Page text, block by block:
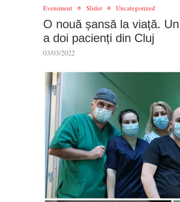
Eveniment Slider Uncategorized
O nouă șansă la viață.
a doi pacienți din Cluj
03/03/2022